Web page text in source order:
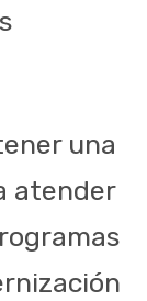
una
atender